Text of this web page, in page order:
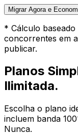
Migrar Agora e
* Cálculo
concorrentes em
publicar.
Planos
Ilimitada.
Escolha o plano
incluem banda
Nunca.